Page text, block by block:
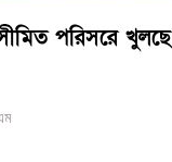
পরিসরে খুলছে